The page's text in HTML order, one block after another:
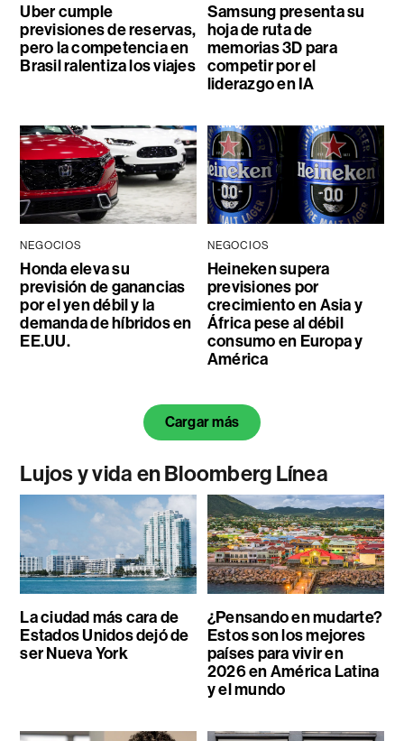
Uber cumple
previsiones de reservas,
pero la competencia en
Brasil ralentiza los viajes
Samsung presenta su
hoja de ruta de
memorias 3D para
competir por el
liderazgo en IA
NEGOCIOS
Honda eleva su
previsión de ganancias
por el yen débil y la
demanda de híbridos en
EE.UU.
NEGOCIOS
Heineken supera
previsiones por
crecimiento en Asia y
África pese al débil
consumo en Europa y
América
Cargar más
Lujos y vida en Bloomberg Línea
La ciudad más cara de
Estados Unidos dejó de
ser Nueva York
¿Pensando en mudarte?
Estos son los mejores
países para vivir en
2026 en América Latina
y el mundo